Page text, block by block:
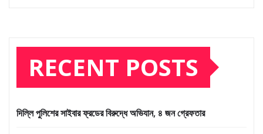
RECENT POSTS
দিল্লি পুলিশের সাইবার ফ্রডের বিরুদ্ধে অভিযান, ৪ জন গ্রেফতার